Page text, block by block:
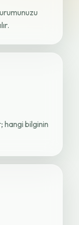
hangi bilginin